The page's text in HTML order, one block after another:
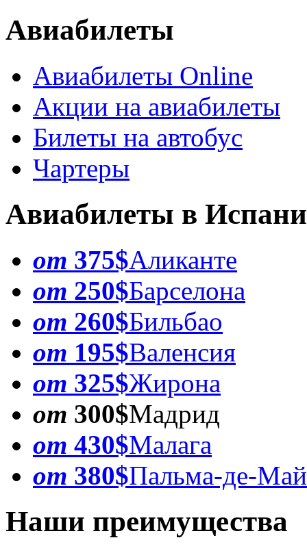
Авиабилеты
Авиабилеты Online
Акции на авиабилеты
Билеты на автобус
Чартеры
Авиабилеты в
от 375$Аликанте
от 250$Барселона
от 260$Бильбао
от 195$Валенсия
от 325$Жирона
от 300$Мадрид
от 430$Малага
от 380$Пальма-де-
Наши преимущества